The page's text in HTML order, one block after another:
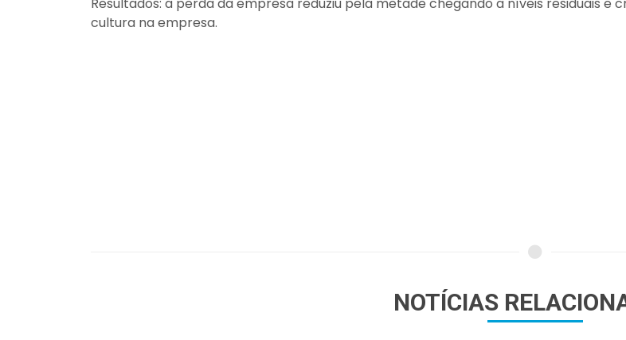
cultura na empresa.
NOTÍCIAS